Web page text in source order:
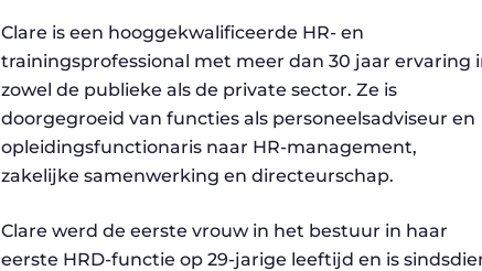
Clare is een hooggekwalificeerde HR- en
trainingsprofessional met meer dan 30 jaar ervaring
zowel de publieke als de private sector. Ze is
doorgegroeid van functies als personeelsadviseur en
opleidingsfunctionaris naar HR-management,
zakelijke samenwerking en directeurschap.
Clare werd de eerste vrouw in het bestuur in haar
eerste HRD-functie op 29-jarige leeftijd en is